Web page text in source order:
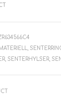
SENTERHYLSER